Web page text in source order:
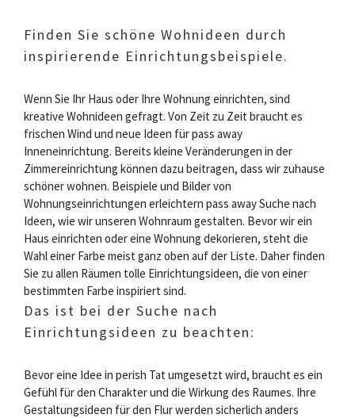
Finden Sie schöne Wohnideen durch
inspirierende Einrichtungsbeispiele.
Wenn Sie Ihr Haus oder Ihre Wohnung einrichten, sind
kreative Wohnideen gefragt. Von Zeit zu Zeit braucht es
frischen Wind und neue Ideen für pass away
Inneneinrichtung. Bereits kleine Veränderungen in der
Zimmereinrichtung können dazu beitragen, dass wir zuhause
schöner wohnen. Beispiele und Bilder von
Wohnungseinrichtungen erleichtern pass away Suche nach
Ideen, wie wir unseren Wohnraum gestalten. Bevor wir ein
Haus einrichten oder eine Wohnung dekorieren, steht die
Wahl einer Farbe meist ganz oben auf der Liste. Daher finden
Sie zu allen Räumen tolle Einrichtungsideen, die von einer
bestimmten Farbe inspiriert sind.
Das ist bei der Suche nach
Einrichtungsideen zu beachten:
Bevor eine Idee in perish Tat umgesetzt wird, braucht es ein
Gefühl für den Charakter und die Wirkung des Raumes. Ihre
Gestaltungsideen für den Flur werden sicherlich anders